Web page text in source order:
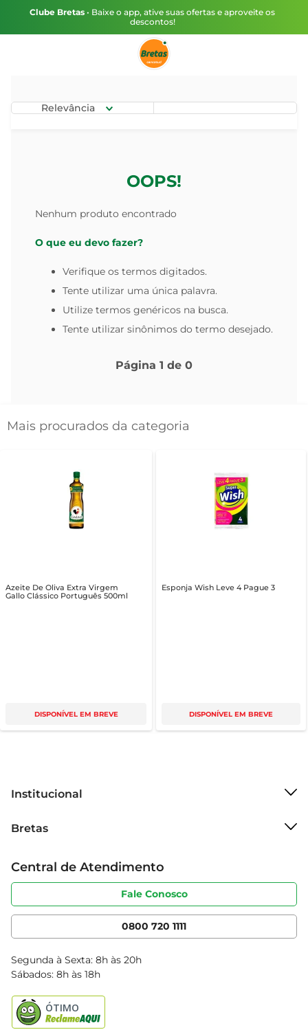
Clube Bretas • Baixe o app, ative suas ofertas e aproveite os
descontos!
Relevância
OOPS!
Nenhum produto encontrado
O que eu devo fazer?
Verifique os termos digitados.
Tente utilizar uma única palavra.
Utilize termos genéricos na busca.
Tente utilizar sinônimos do termo desejado.
Página 1 de 0
Mais procurados da categoria
Azeite De Oliva Extra Virgem
Gallo Clássico Português 500ml
DISPONÍVEL EM BREVE
Esponja Wish Leve 4 Pague 3
DISPONÍVEL EM BREVE
Institucional
Grupo Cencosud
Sobre privacidade
Portal do fornecedor
Cencosud Media
Bretas
Produtos Bretas
Código de ética
Serviços
Clube Bretas
Blog Bretas
Black Friday
Central de Atendimento
Fale Conosco
0800 720 1111
Segunda à Sexta: 8h às 20h
Sábados: 8h às 18h